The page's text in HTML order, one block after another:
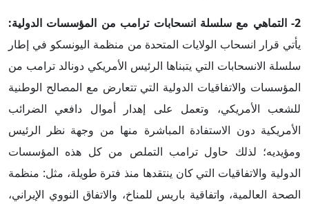
2- التماهي مع سلسلة انسحابات ترامب من المؤسسات الدولية:
يأتي قرار انسحاب الولايات المتحدة من منظمة اليونسكو في إطار
سلسلة الانسحابات التي يتبناها الرئيس الأمريكي دونالد ترامب من
المؤسسات والاتفاقيات الدولية التي تتعارض مع المصالح الوطنية
للشعب الأمريكي، وتعمل على إهدار أموال دافعي الضرائب
الأمريكية دون الاستفادة المباشرة منها من وجهة نظر الرئيس
ومؤيديه؛ لذلك حاول ترامب التملص من كل هذه المؤسسات
الدولية والاتفاقيات التي كان ينتقدها منذ فترة طويلة، مثل: منظمة
الصحة العالمية، واتفاقية باريس للمناخ، والاتفاق النووي الإيراني،